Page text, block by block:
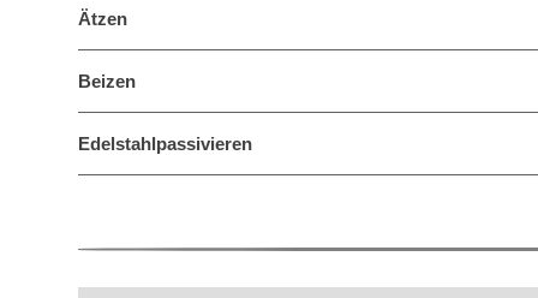
Ätzen
Beizen
Edelstahlpassivieren